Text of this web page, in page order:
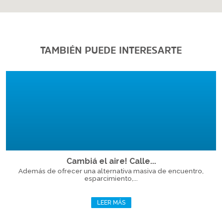
TAMBIÉN PUEDE INTERESARTE
Cambiá el aire! Calle...
Además de ofrecer una alternativa masiva de encuentro,
esparcimiento,...
LEER MÁS